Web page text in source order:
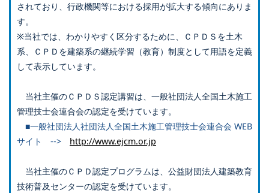
されており、行政機関等における採用が拡大する傾向にありま
す。
※当社では、わかりやすく区分するために、ＣＰＤＳを土木
系、ＣＰＤを建築系の継続学習（教育）制度として用語を定義
して表示しています。
当社主催のＣＰＤＳ認定講習は、一般社団法人全国土木施工
管理技士会連合会の認定を受けています。
■一般社団法人社団法人全国土木施工管理技士会連合会 WEB
サイト --> http://www.ejcm.or.jp
当社主催のＣＰＤ認定プログラムは、公益財団法人建築教育
技術普及センターの認定を受けています。